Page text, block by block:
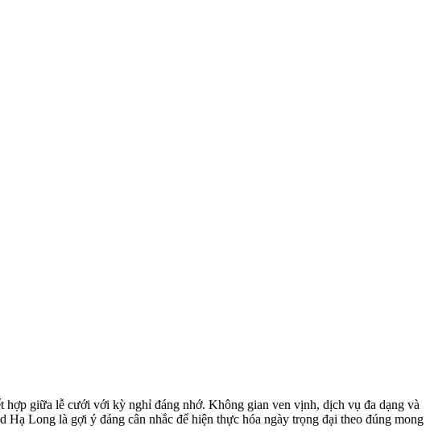
giữa lễ cưới với kỳ nghỉ đáng nhớ. Không gian ven vịnh, dịch vụ đa dạng và
Long là gợi ý đáng cân nhắc để hiện thực hóa ngày trọng đại theo đúng mong